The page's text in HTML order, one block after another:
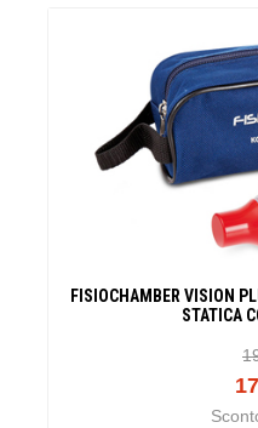
FISIOCHAMBER VISION
STATICA